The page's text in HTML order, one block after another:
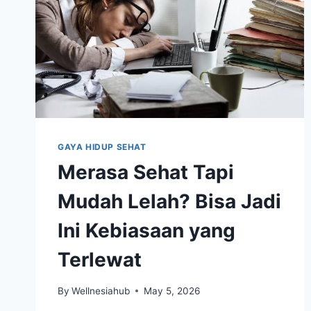
GAYA HIDUP SEHAT
Merasa Sehat Tapi
Mudah Lelah? Bisa Jadi
Ini Kebiasaan yang
Terlewat
By Wellnesiahub May 5, 2026